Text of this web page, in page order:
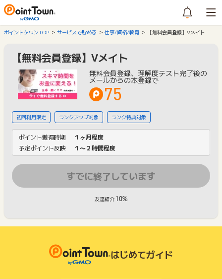
ポイントタウンTOP サービスで貯める 仕事/資格/教育 【無料会員登録】Vメイト
【無料会員登録】Vメイト
無料会員登録、理解度テスト完了後の
メールからの本登録で
75
初回利用限定 ランクアップ対象 ランク特典対象
ポイント獲得時期
１ヶ月程度
予定ポイント反映
１〜２時間程度
すでに終了しています
友達紹介 10%
はじめてガイド